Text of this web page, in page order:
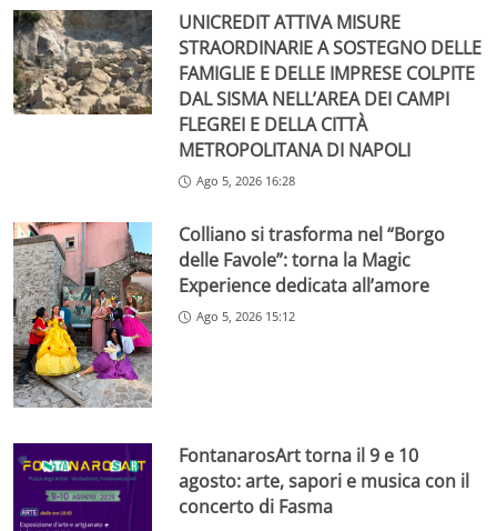
UNICREDIT ATTIVA MISURE
STRAORDINARIE A SOSTEGNO DELLE
FAMIGLIE E DELLE IMPRESE COLPITE
DAL SISMA NELL’AREA DEI CAMPI
FLEGREI E DELLA CITTÀ
METROPOLITANA DI NAPOLI
Ago 5, 2026 16:28
Colliano si trasforma nel “Borgo
delle Favole”: torna la Magic
Experience dedicata all’amore
Ago 5, 2026 15:12
FontanarosArt torna il 9 e 10
agosto: arte, sapori e musica con il
concerto di Fasma